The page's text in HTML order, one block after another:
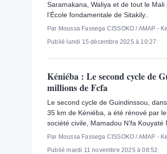
Saramakana, Waliya et de tout le
l’École fondamentale de Sitakily..
Par Moussa Fassega CISSOKO / AMAP -
Publié lundi 15 décembre 2025 à 10:27
Kéniéba : Le second cycle de
millions de Fcfa
Le second cycle de Guindinssou,
35 km de Kéniéba, a été rénové par
société civile, Mamadou N’fa Kouyaté
Par Moussa Fassega CISSOKO / AMAP -
Publié mardi 11 novembre 2025 à 08:52